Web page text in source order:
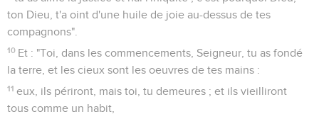
les anges à cause de la passion de la mort, couronné de
gloire et d'honneur, en sorte que, par la grâce de Dieu, il
Car il convenait pour lui, à cause de qui sont toutes choses
gloire, il consommât le chef de leur salut par des